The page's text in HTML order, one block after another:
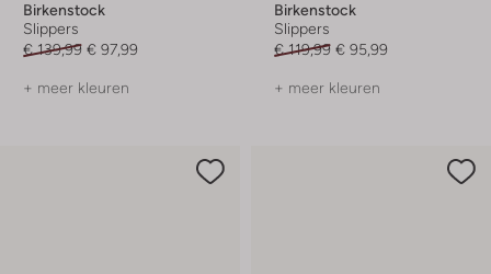
Birkenstock
Slippers
€ 139,99 € 97,99
+ meer kleuren
Birkenstock
Slippers
€ 119,99 € 95,99
+ meer kleuren